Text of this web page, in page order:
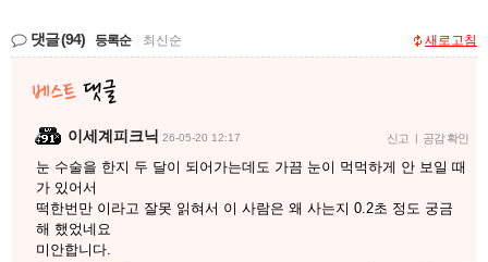
댓글(94) 등록순 최신순 새로고침
이세계피크닉 26-05-20 12:17 신고 | 공감 확인
눈 수술을 한지 두 달이 되어가는데도 가끔 눈이 먹먹하게 안 보일 때
가 있어서
떡한번만 이라고 잘못 읽혀서 이 사람은 왜 사는지 0.2초 정도 궁금
해 했었네요
미안합니다.